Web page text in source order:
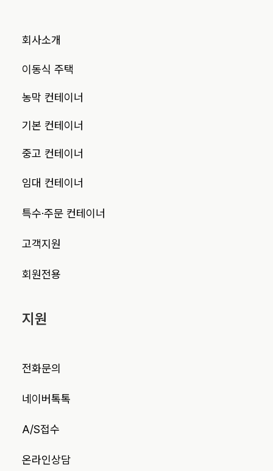
회사소개
이동식 주택
농막 컨테이너
기본 컨테이너
중고 컨테이너
임대 컨테이너
특수·주문 컨테이너
고객지원
회원전용
지원
전화문의
네이버톡톡
A/S접수
온라인상담